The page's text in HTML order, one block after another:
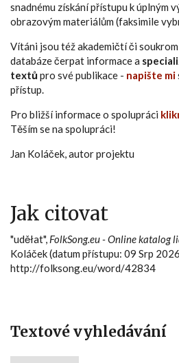
snadnému získání přístupu k úplným
obrazovým materiálům (faksimile
Vítáni jsou též akademičtí či
databáze čerpat informace a
textůpro své publikace - napište mi
přístup.
Pro bližší informace o spolupráci
Těším se na spolupráci!
Jan Koláček, autor projektu
Jak citovat
"uděłat", FolkSong.eu - Online katalog
Koláček (datum přístupu: 09 Srp
http://folksong.eu/word/42834
Textové vyhledávání